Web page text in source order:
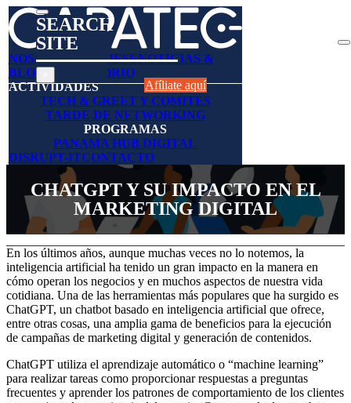
SEARCH
SITE
Search
NOSOTROSAFÍLIESENOTICIAS &
BLOGS
DIRECTORIO
ACTIVIDADES
TECH & GREET Y COMITES
TARDE DE NETWORKING
PROGRAMAS
PANAMA HUB DIGITAL
DISRUPT-ITCONTACTO
Afíliate aquí
CHATGPT Y SU IMPACTO EN EL
MARKETING DIGITAL
En los últimos años, aunque muchas veces no lo notemos, la
inteligencia artificial ha tenido un gran impacto en la manera en
cómo operan los negocios y en muchos aspectos de nuestra vida
cotidiana. Una de las herramientas más populares que ha surgido es
ChatGPT, un chatbot basado en inteligencia artificial que ofrece,
entre otras cosas, una amplia gama de beneficios para la ejecución
de campañas de marketing digital y generación de contenidos.
ChatGPT utiliza el aprendizaje automático o “machine learning”
para realizar tareas como proporcionar respuestas a preguntas
frecuentes y aprender los patrones de comportamiento de los clientes